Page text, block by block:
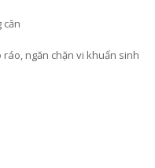
căn
ngăn chặn vi khuẩn sinh